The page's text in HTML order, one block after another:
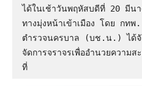
ได้ในเช้าวันพฤหัสบดีที่ 20 มี
ทางมุ่งหน้าเข้าเมือง โดย กท
ตำรวจนครบาล (บช.น.) ได้จัด
จัดการจราจรเพื่ออำนวยความ
ที่